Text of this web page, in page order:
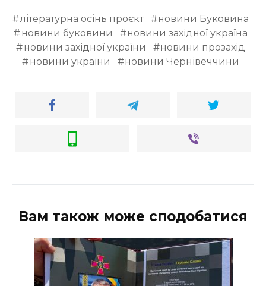
літературна осінь проєкт
новини Буковина
новини буковини
новини західної україна
новини західної україни
новини прозахід
новини україни
новини Чернівеччини
Вам також може сподобатися